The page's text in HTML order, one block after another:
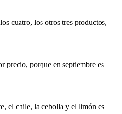
cuatro, los otros tres productos,
precio, porque en septiembre es
el chile, la cebolla y el limón es